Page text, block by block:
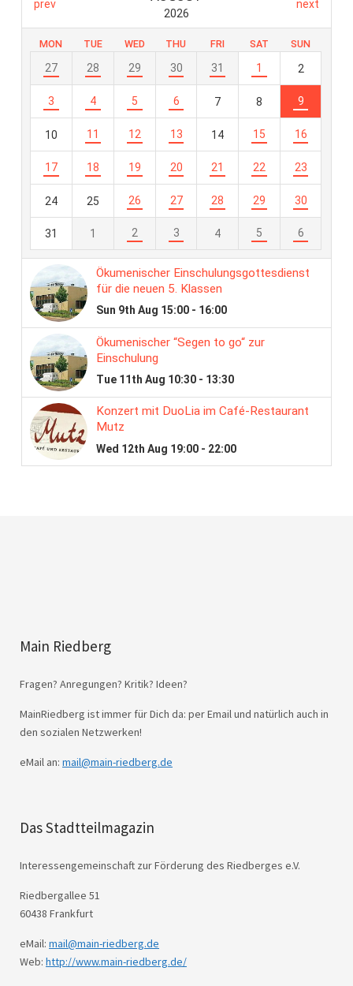
Main Riedberg
Fragen? Anregungen? Kritik? Ideen?
MainRiedberg ist immer für Dich da: per Email und natürlich auch in
den sozialen Netzwerken!
eMail an: mail@main-riedberg.de
Das Stadtteilmagazin
Interessengemeinschaft zur Förderung des Riedberges e.V.
Riedbergallee 51
60438 Frankfurt
eMail: mail@main-riedberg.de
Web: http://www.main-riedberg.de/